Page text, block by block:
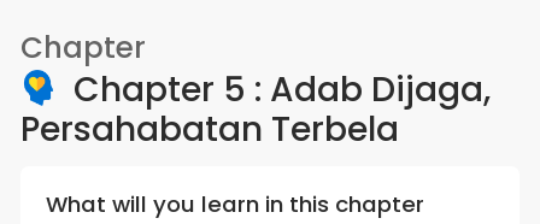
Chapter
Chapter 5 : Adab Dijaga,
Persahabatan Terbela
What will you learn in this chapter